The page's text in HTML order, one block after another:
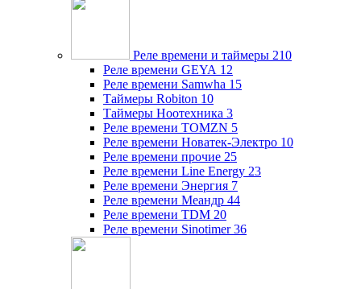
Реле времени и таймеры 210
Реле времени GEYA 12
Реле времени Samwha 15
Таймеры Robiton 10
Таймеры Ноотехника 3
Реле времени TOMZN 5
Реле времени Новатек-Электро 10
Реле времени прочие 25
Реле времени Line Energy 23
Реле времени Энергия 7
Реле времени Меандр 44
Реле времени TDM 20
Реле времени Sinotimer 36